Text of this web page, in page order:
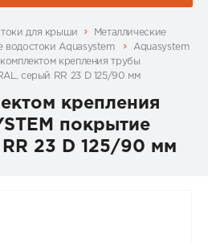
для крыши
Металлические
водостоки Aquasystem
Aquasystem
крепления трубы
серый RR 23 D 125/90 мм
крепления
покрытие
RR 23 D 125/90 мм